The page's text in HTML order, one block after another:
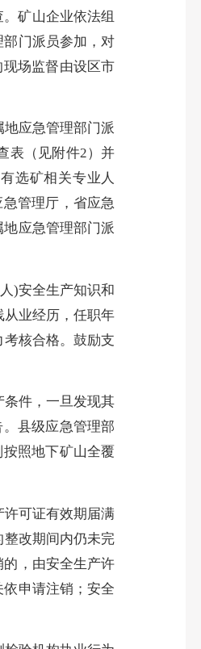
矿山企业依法组
门派员参加，对
现场监督由设区市
应急管理部门派
表（见附件2）并
选矿相关专业人
管理厅，省应急
应急管理部门派
)安全生产知识和
业经历，任职年
考核合格。鼓励支
件，一旦发现其
县级应急管理部
照地下矿山全覆
可证有效期届满
改期间内仍未完
，由安全生产许
申请注销；安全